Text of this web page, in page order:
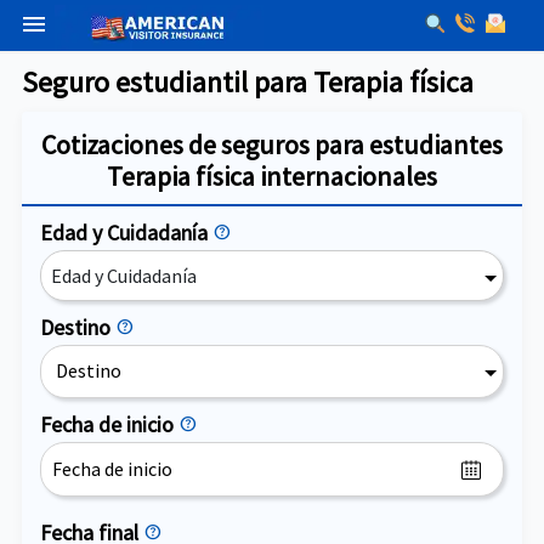
menu
Seguro estudiantil para Terapia física
Cotizaciones de seguros para estudiantes
Terapia física internacionales
Edad y Cuidadanía help
Edad y Cuidadanía
Destino help
Destino
Fecha de inicio help
Fecha final help